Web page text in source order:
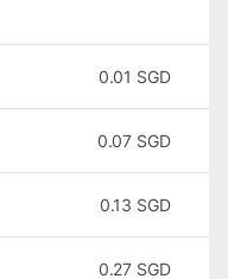
0.01 SGD
0.07 SGD
0.13 SGD
0.27 SGD